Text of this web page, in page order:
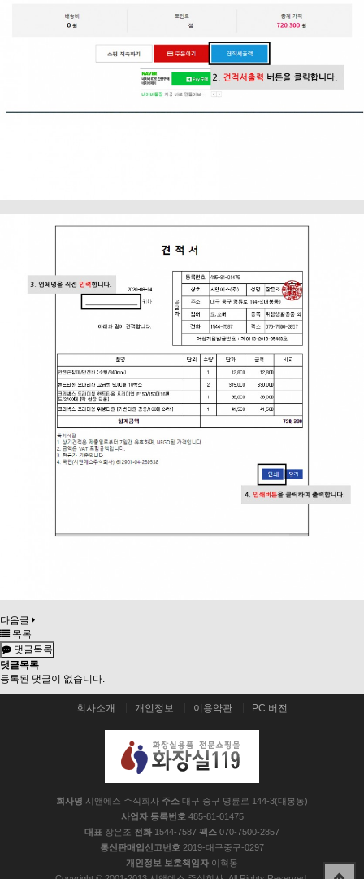
다음글
목록
댓글목록
댓글목록
등록된 댓글이 없습니다.
회사소개 개인정보 이용약관 PC 버전
회사명 시앤에스 주식회사 주소 대구 중구 명륜로 144-3(대봉동)
사업자 등록번호 485-81-01475
대표 장은조 전화 1544-7587 팩스 070-7500-2857
통신판매업신고번호 2019-대구중구-0297
개인정보 보호책임자 이혁동